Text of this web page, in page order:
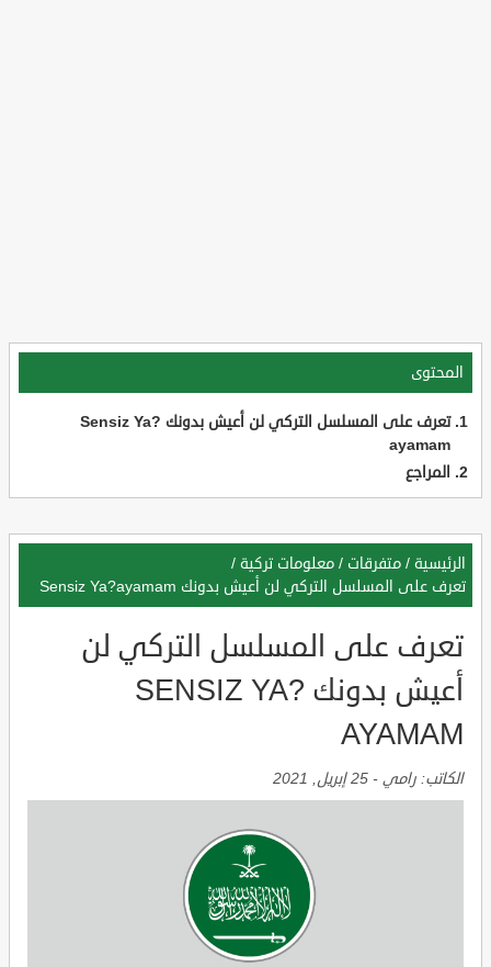
المحتوى
تعرف على المسلسل التركي لن أعيش بدونك Sensiz Ya?
ayamam
المراجع
الرئيسية / متفرقات / معلومات تركية /
تعرف على المسلسل التركي لن أعيش بدونك Sensiz Ya?ayamam
تعرف على المسلسل التركي لن
أعيش بدونك SENSIZ YA?
AYAMAM
الكاتب: رامي - 25 إبريل, 2021